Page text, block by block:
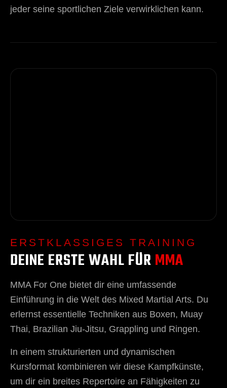
jeder seine sportlichen Ziele verwirklichen kann.
ERSTKLASSIGES TRAINING
DEINE ERSTE WAHL FÜRMMA
MMA For One bietet dir eine umfassende
Einführung in die Welt des Mixed Martial Arts. Du
erlernst essentielle Techniken aus Boxen, Muay
Thai, Brazilian Jiu-Jitsu, Grappling und Ringen.
In einem strukturierten und dynamischen
Kursformat kombinieren wir diese Kampfkünste,
um dir ein breites Repertoire an Fähigkeiten zu